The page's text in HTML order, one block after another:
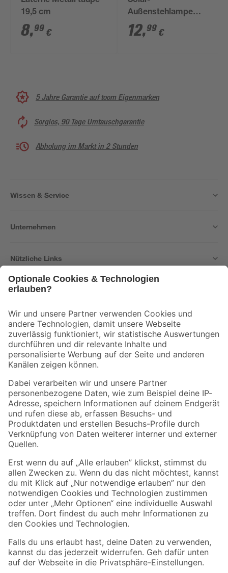
19,5 cm
8,99 €
Außenstehlampe
warmweiß IP 44 Ø 11
x 18 cm
12,99 €
5 Jahre Garantie auf toom Eigenmarken
Sorglos, 90 Tage Umtauschgarantie
Abholung im Markt in 2 Stunden
Wissen & Service
Unternehmen
Nützliche Links
Der toom Newsletter: Keine Angebote und Aktionen mehr verpassen!
Zur Newsletter Anmeldung
Folge uns
Zahlungsarten Versandarten
Sicher einkaufen
Jetzt die toom-App herunterladen
Alle Preisangaben in EUR inkl. gesetzl. MwSt.. Die dargestellten Angebote sind unter
Umständen nicht in allen Märkten verfügbar. Die angegebenen Verfügbarkeiten beziehen